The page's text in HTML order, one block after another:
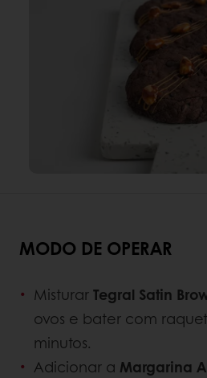
MODO DE OPERAR
MisturarTegral Satin
ovos e bater com
minutos.
Adicionar a Margarina